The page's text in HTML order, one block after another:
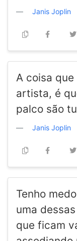
Janis Joplin
A coisa
artista, é
palco são
Janis Joplin
Tenho
uma
que ficam